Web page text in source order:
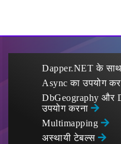
Dapper.NET के
Async का उपयोग
DbGeography और
उपयोग करना
Multimapping
अस्थायी टेबल्स